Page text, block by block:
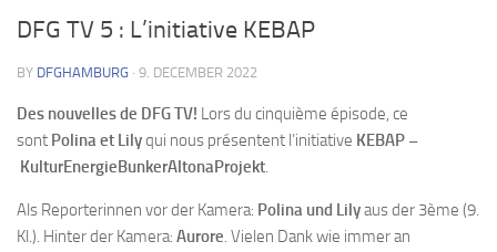
DFG TV 5 : L’initiative KEBAP
BY DFGHAMBURG · 9. DECEMBER 2022
Des nouvelles de DFG TV! Lors du cinquième épisode, ce
sont Polina et Lilyqui nous présentent l’initiative KEBAP –
KulturEnergieBunkerAltonaProjekt.
Als Reporterinnen vor der Kamera: Polina und Lilyaus der 3ème (9.
Kl.). Hinter der Kamera: Aurore. Vielen Dank wie immer an